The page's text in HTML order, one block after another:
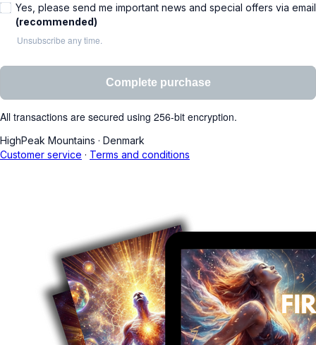
Yes, please send me important news and special offers via email
(recommended)
Unsubscribe any time.
Complete purchase
All transactions are secured using 256-bit encryption.
HighPeak Mountains · Denmark
Customer service · Terms and conditions